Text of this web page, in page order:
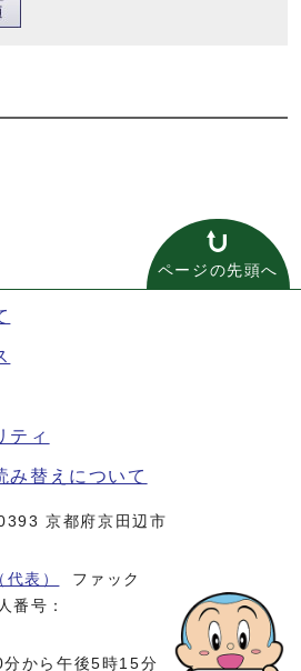
ページの先頭へ
ティ
み替えについて
京都府京田辺市
表）
ファック
番号：
分から午後5時15分